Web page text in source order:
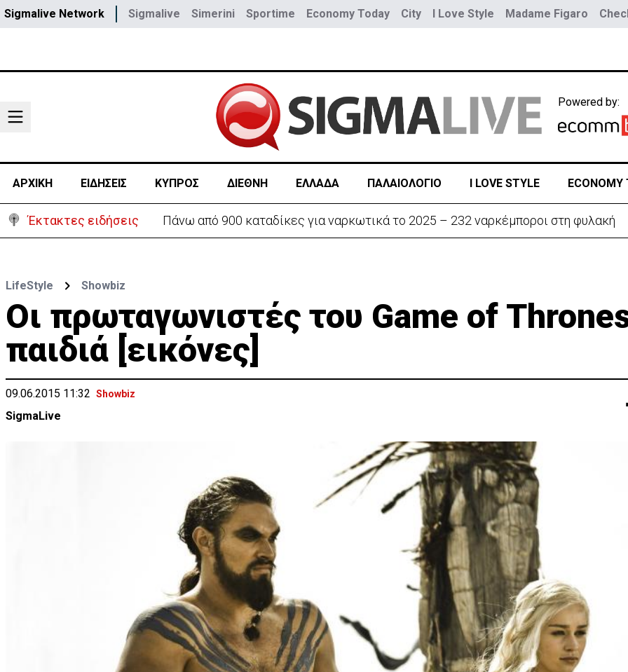
Sigmalive Network Sigmalive Simerini Sportime Economy Today City I Love Style Madame Figaro
Powered by:
ΑΡΧΙΚΗ ΕΙΔΗΣΕΙΣ ΚΥΠΡΟΣ ΔΙΕΘΝΗ ΕΛΛΑΔΑ ΠΑΛΑΙΟΛΟΓΙΟ I LOVE STYLE ECONOMY
Έκτακτες ειδήσεις Θέλει να ξαναζωντανέψει την «Corner» o Προύντζος - «Πληγώνει τις αναμνήσεις»
LifeStyle Showbiz
Οι πρωταγωνιστές του Game of
παιδιά [εικόνες]
09.06.2015 11:32 Showbiz
SigmaLive